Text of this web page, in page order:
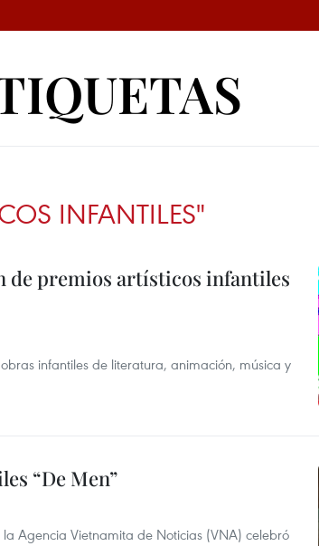
INFANTILES"
de premios artísticos infantiles
infantiles de literatura, animación, música y
“De Men”
Agencia Vietnamita de Noticias (VNA) celebró